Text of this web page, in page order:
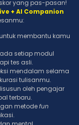
yang pas-pasan!
+ AI Companion
membantu kamu
setiap modul
tes asli.
mendalam selama
tulisanmu.
oleh pengajar
terbaru.
metodefun